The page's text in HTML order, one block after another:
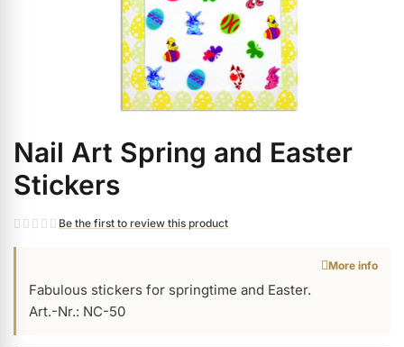
Gel anzeigen
Colour & Nail Art Gels anzeigen
Gel Polish anzeigen
Acrylic anzeigen
Nail Polish and Liquids anzeigen
Skip
the
images
gallery
Nail Art Spring and Easter
Stickers
Be the first to review this product
More info
Fabulous stickers for springtime and Easter.
Art.-Nr.: NC-50